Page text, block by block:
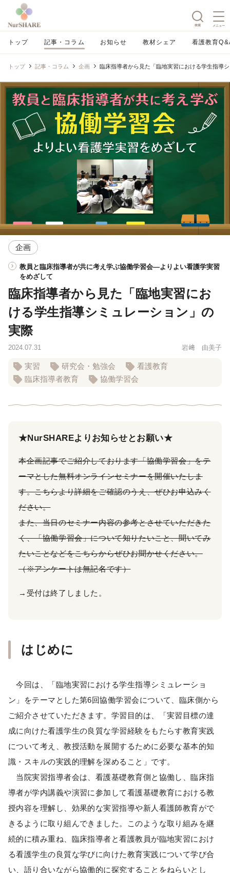
検索 メニュー
トップ 記事・コラム お知らせ 教材シェア 看護教育
トップ 記事・コラム 企画 臨床指導者から見た「臨地実習における学生指導
企画
教員と臨床指導者が共に考え学ぶ協働学習会―よりよい看護学実習
をめざして
臨床指導者から見た「臨地実習にお
ける学生指導シミュレーション」の
実際
2024.07.31 岩﨑 由美子
実習 研究会・勉強会
看護教育
臨床指導者教育
協働学習会
★NurSHAREよりお知らせとお願い★
本企画記事でご紹介しております「協働学習会」をテ
ーマとした無料オンラインセミナーを開催いたしま
す。こちらより詳細をご確認のうえ、ぜひお申込みく
ださい。
また、当日のセミナー内容の参考とさせていただきた
く、「協働学習会」について知りたいこと、聞いてみ
たいことなどをこちらからぜひお聞かせください。
（※アンケートは無記名です）
→受付は終了しました。
はじめに
今回は、「臨地実習における学生指導シミュレーショ
ン」をテーマとした第6回協働学習会について、臨床側から
ご紹介させていただきます。学習目的は、「実習目標の達
成に向けた看護学生の良質な学習経験をもたらす教育実践
について考え、教授活動を展開するために必要な基本的知
識・スキルの実践的理解を深めること」です。
当院実習指導者会は、看護基礎教育側と協働し、臨床指
導者が学内講義や演習に参加して看護基礎教育における教
授内容を理解し、効果的な実習指導や新人看護師教育がで
きるように取り組んできました。このような取り組みを継
続的に積み重ね、臨床指導者と看護教員が臨地実習におけ
る看護学生の良質な学びに向けた教育実践について学び合
い、語り合いながら協働的に探究することをねらいとし